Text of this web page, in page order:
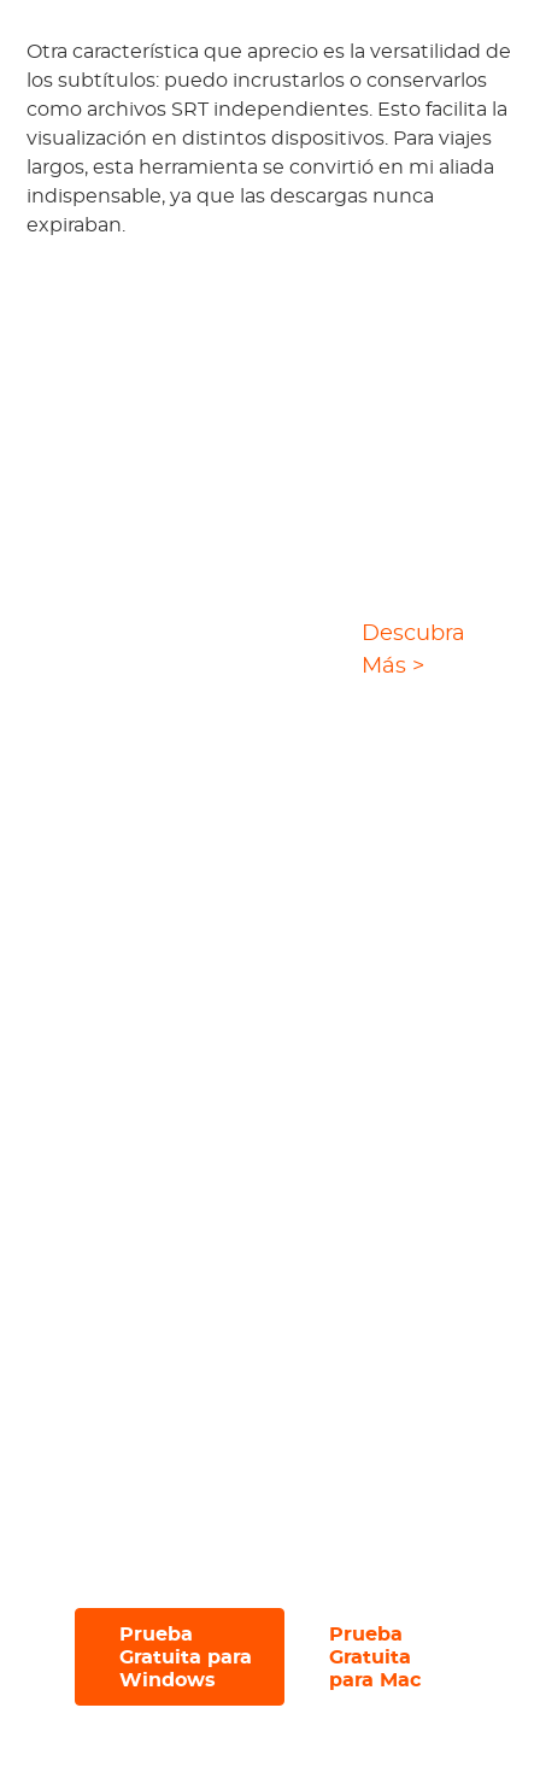
Otra característica que aprecio es la versatilidad de
los subtítulos: puedo incrustarlos o conservarlos
como archivos SRT independientes. Esto facilita la
visualización en distintos dispositivos. Para viajes
largos, esta herramienta se convirtió en mi aliada
indispensable, ya que las descargas nunca
expiraban.
Descubra
Más >
Prueba
Gratuita para
Windows
Prueba
Gratuita
para Mac